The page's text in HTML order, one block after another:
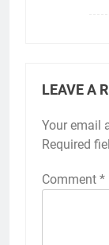
LEAVE A
Your email
Required
Comment *